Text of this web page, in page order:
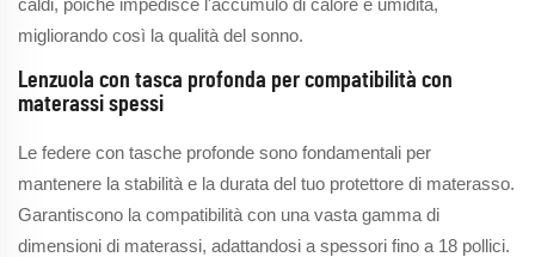
caldi, poiché impedisce l'accumulo di calore e umidità,
migliorando così la qualità del sonno.
Lenzuola con tasca profonda per compatibilità con
materassi spessi
Le federe con tasche profonde sono fondamentali per
mantenere la stabilità e la durata del tuo protettore di materasso.
Garantiscono la compatibilità con una vasta gamma di
dimensioni di materassi, adattandosi a spessori fino a 18 pollici.